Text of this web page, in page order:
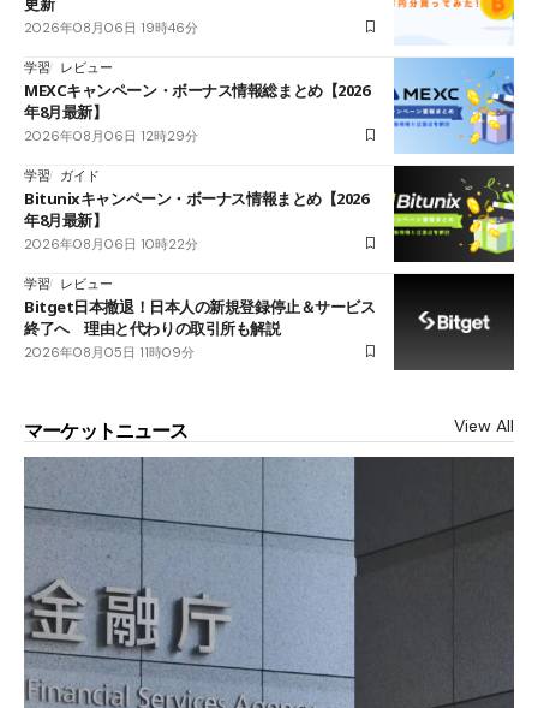
2026年08月06日 19時46分
学習 レビュー
MEXCキャンペーン・ボーナス情報総まとめ【2026
年8月最新】
2026年08月06日 12時29分
学習 ガイド
Bitunixキャンペーン・ボーナス情報まとめ【2026
年8月最新】
2026年08月06日 10時22分
学習 レビュー
Bitget日本撤退！日本人の新規登録停止＆サービス
終了へ 理由と代わりの取引所も解説
2026年08月05日 11時09分
マーケットニュース View All